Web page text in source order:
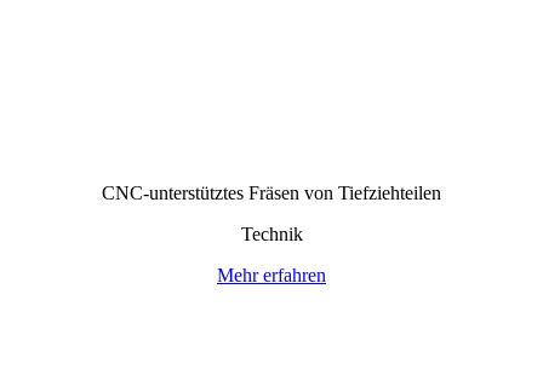
CNC-unterstütztes Fräsen von Tiefziehteilen
Technik
Mehr erfahren